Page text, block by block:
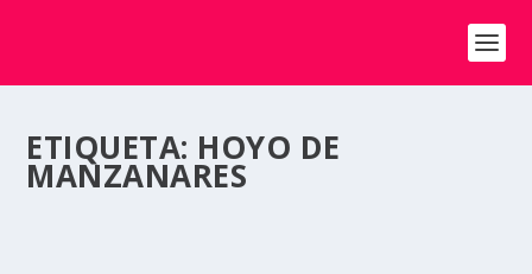
ETIQUETA: HOYO DE
MANZANARES